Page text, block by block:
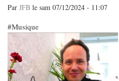
Par JFB le sam 07/12/2024 - 11:07
Musique